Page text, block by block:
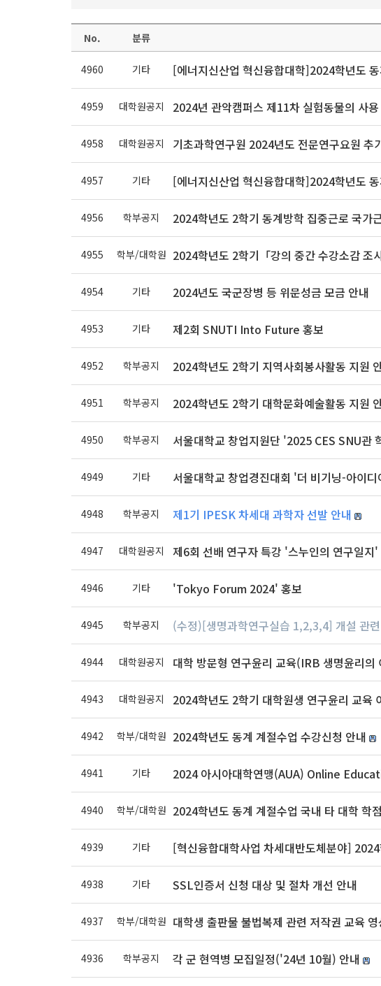
No. 분류
4960 기타 [에너지신산업 혁신융합대학]2024학년도
4959 대학원공지 2024년 관악캠퍼스 제11차 실험동물의 사
4958 대학원공지 기초과학연구원 2024년도 전문연구요원 추
4957 기타 [에너지신산업 혁신융합대학]2024학년도
4956 학부공지 2024학년도 2학기 동계방학 집중근로 국가
4955 학부/대학원 2024학년도 2학기「강의 중간 수강소감 조
4954 기타 2024년도 국군장병 등 위문성금 모금 안내
4953 기타 제2회 SNUTI Into Future 홍보
4952 학부공지 2024학년도 2학기 지역사회봉사활동 지원
4951 학부공지 2024학년도 2학기 대학문화예술활동 지원
4950 학부공지 서울대학교 창업지원단 '2025 CES SNU관
4949 기타 서울대학교 창업경진대회 '더 비기닝-아이
4948 학부공지 제1기 IPESK 차세대 과학자 선발 안내
4947 대학원공지 제6회 선배 연구자 특강 '스누인의 연구일
4946 기타 'Tokyo Forum 2024' 홍보
4945 학부공지 (수정)[생명과학연구실습 1,2,3,4] 개설 관
4944 대학원공지 대학 방문형 연구윤리 교육(IRB 생명윤리
4943 대학원공지 2024학년도 2학기 대학원생 연구윤리 교육
4942 학부/대학원 2024학년도 동계 계절수업 수강신청 안내
4941 기타 2024 아시아대학연맹(AUA) Online
4940 학부/대학원 2024학년도 동계 계절수업 국내 타 대학 학
4939 기타 [혁신융합대학사업 차세대반도체분야]
4938 기타 SSL인증서 신청 대상 및 절차 개선 안내
4937 학부/대학원 대학생 출판물 불법복제 관련 저작권 교육 영
4936 학부공지 각 군 현역병 모집일정('24년 10월) 안내